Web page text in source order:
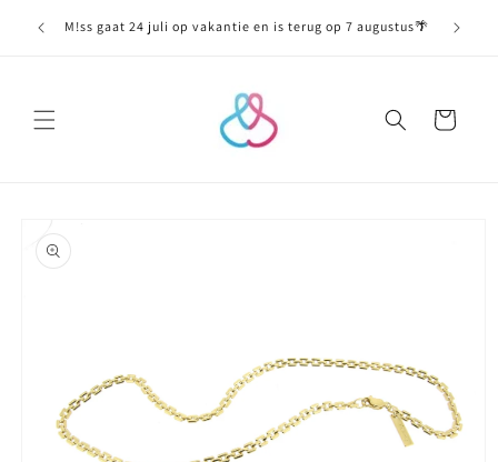
naar deM!ss gaat 24 juli op vakantie en is terug op 7 augustus🌴
Winkelwagen